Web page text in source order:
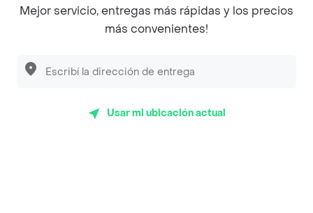
Top Marcas y Cadenas de Restaurantes
Encontranos en estos países
Mejor servicio, entregas más rápidas y los precios
más convenientes!
Usar mi ubicación actual